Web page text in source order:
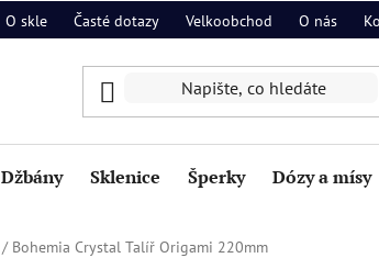
O skle Časté dotazy Velkoobchod O nás
Džbány Sklenice Šperky Dózy a mísy
/ Bohemia Crystal Talíř Origami 220mm